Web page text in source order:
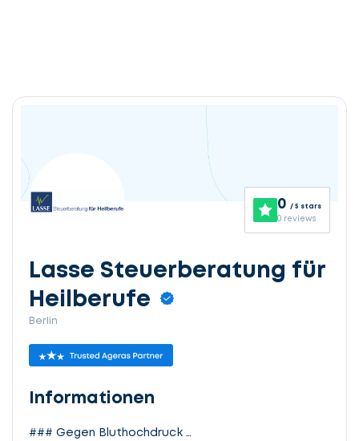
0 / 5 stars
0 reviews
Lasse Steuerberatung für
Heilberufe
Berlin
Informationen
### Gegen Bluthochdruck …